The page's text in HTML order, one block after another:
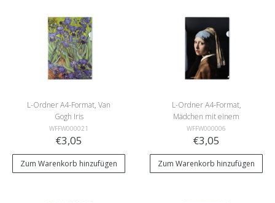
L-Ordner A4-Format, Van
Gogh Iris
WFFW000021
€3,05
Zum Warenkorb hinzufügen
L-Ordner A4-Format,
Mädchen mit einem
Perlenohrring, Vermeer
WFFW000006
€3,05
Zum Warenkorb hinzufügen